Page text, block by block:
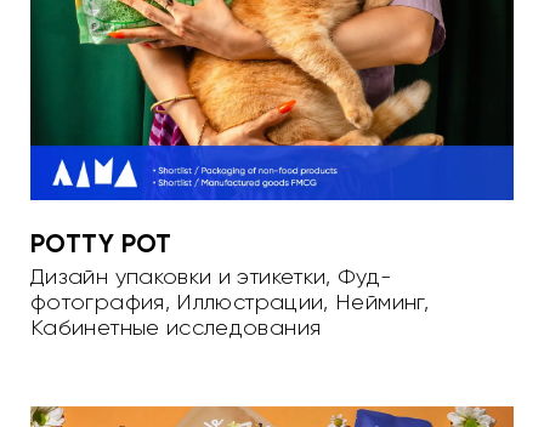
POTTY POT
Дизайн упаковки и этикетки, Фуд-
фотография, Иллюстрации, Нейминг,
Кабинетные исследования